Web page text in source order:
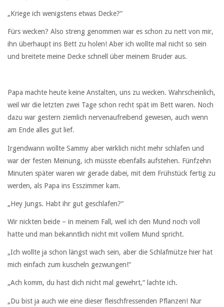
„Kriege ich wenigstens etwas Decke?“
Fürs wecken? Also streng genommen war es schon zu nett von mir,
ihn überhaupt ins Bett zu holen! Aber ich wollte mal nicht so sein
und breitete meine Decke schnell über meinem Bruder aus.
Papa machte heute keine Anstalten, uns zu wecken. Wahrscheinlich,
weil wir die letzten zwei Tage schon recht spät im Bett waren. Noch
dazu war gestern ziemlich nervenaufreibend gewesen, auch wenn
am Ende alles gut lief.
Irgendwann wollte Sammy aber wirklich nicht mehr schlafen und
war der festen Meinung, ich müsste ebenfalls aufstehen. Fünfzehn
Minuten später waren wir gerade dabei, mit dem Frühstück fertig zu
werden, als Papa ins Esszimmer kam.
„Hey Jungs. Habt ihr gut geschlafen?“
Wir nickten beide – in meinem Fall, weil ich den Mund noch voll
hatte und man bekanntlich nicht mit vollem Mund spricht.
„Ich wollte ja schon längst wach sein, aber die Schlafmütze hier hat
mich einfach zum kuscheln gezwungen!“
„Ach komm, du hast dich nicht mal gewehrt,“ lachte ich.
„Du bist ja auch wie eine dieser fleischfressenden Pflanzen! Nur